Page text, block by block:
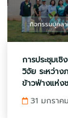
กิจกรรมบุคล
การประชุมเ
วิจัย ระหว่าง
ข้าวฟ่างแห่ง
31 มกรา